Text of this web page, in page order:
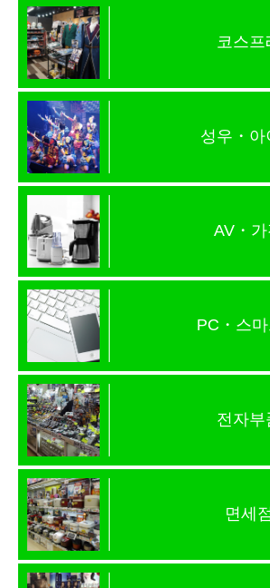
코스프
성우・아
AV・가
PC・스
전자부
면세